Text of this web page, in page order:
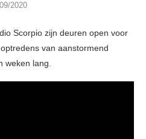
2020
Scorpio zijn deuren open voor
van aanstormend
weken lang.